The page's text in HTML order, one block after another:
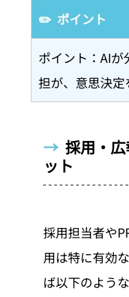
✏️  ポイント
ポイント：AI
担が、意思決定
→ 採用・
ット
採用担当者や
用は特に有効
ば以下のよう